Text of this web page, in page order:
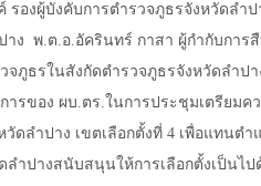
รองผู้บังคับการตำรวจภูธรจังหวัดลำป
าง พ.ต.อ.อัครินทร์ กาสา ผู้กำกับการ
จภูธรในสังกัดตำรวจภูธรจังหวัดลำปา
ารของ ผบ.ตร.ในการประชุมเตรียม
วัดลำปาง เขตเลือกตั้งที่ 4 เพื่อแทนต
ลำปางสนับสนุนให้การเลือกตั้งเป็นไป